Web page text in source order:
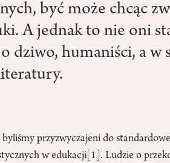
być może chcąc
A jednak to nie oni
dziwo, humaniści, a w
byliśmy przyzwyczajeni do
w edukacji [1] . Ludzie o